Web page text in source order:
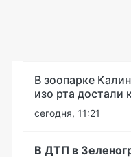
В зоопарке
изо рта достали
сегодня, 11:21
В ДТП в